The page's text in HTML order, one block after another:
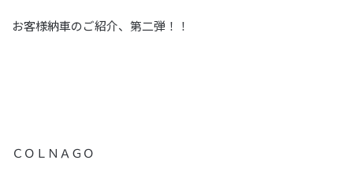
お客様納車のご紹介、第二弾！！
ＣＯＬＮＡＧＯ